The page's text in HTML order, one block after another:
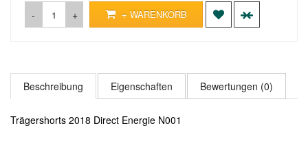
- + + WARENKORB
Beschreibung Eigenschaften Bewertungen (0)
Trägershorts 2018 Direct Energie N001